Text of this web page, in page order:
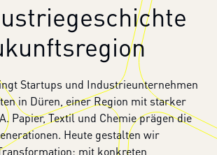
Startups und Industrieunternehmen
in Düren, einer Region mit starker
Papier, Textil und Chemie prägen die
Heute gestalten wir
mit konkreten